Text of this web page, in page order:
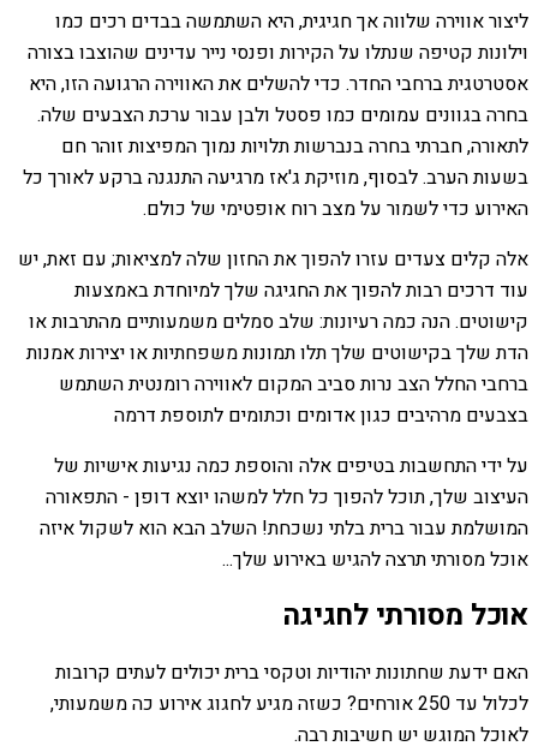
ליצור אווירה שלווה אך חגיגית, היא השתמשה בבדים רכים כמו
וילונות קטיפה שנתלו על הקירות ופנסי נייר עדינים שהוצבו בצורה
אסטרטגית ברחבי החדר. כדי להשלים את האווירה הרגועה הזו, היא
בחרה בגוונים עמומים כמו פסטל ולבן עבור ערכת הצבעים שלה.
לתאורה, חברתי בחרה בנברשות תלויות נמוך המפיצות זוהר חם
בשעות הערב. לבסוף, מוזיקת ג'אז מרגיעה התנגנה ברקע לאורך כל
האירוע כדי לשמור על מצב רוח אופטימי של כולם.
אלה קלים צעדים עזרו להפוך את החזון שלה למציאות; עם זאת, יש
עוד דרכים רבות להפוך את החגיגה שלך למיוחדת באמצעות
קישוטים. הנה כמה רעיונות: שלב סמלים משמעותיים מהתרבות או
הדת שלך בקישוטים שלך תלו תמונות משפחתיות או יצירות אמנות
ברחבי החלל הצב נרות סביב המקום לאווירה רומנטית השתמש
בצבעים מרהיבים כגון אדומים וכתומים לתוספת דרמה
על ידי התחשבות בטיפים אלה והוספת כמה נגיעות אישיות של
העיצוב שלך, תוכל להפוך כל חלל למשהו יוצא דופן - התפאורה
המושלמת עבור ברית בלתי נשכחת! השלב הבא הוא לשקול איזה
אוכל מסורתי תרצה להגיש באירוע שלך...
אוכל מסורתי לחגיגה
האם ידעת שחתונות יהודיות וטקסי ברית יכולים לעתים קרובות
לכלול עד 250 אורחים? כשזה מגיע לחגוג אירוע כה משמעותי,
לאוכל המוגש יש חשיבות רבה.